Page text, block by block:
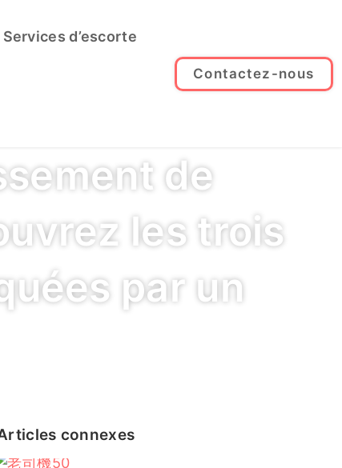
Services d’escorte
Contactez-nous
de
les trois
par un
connexes